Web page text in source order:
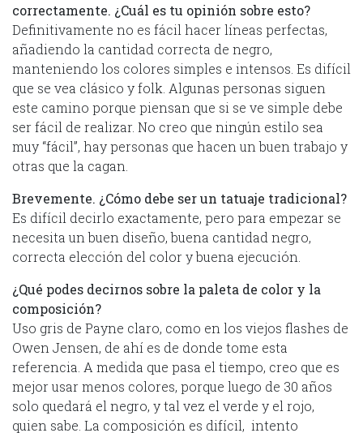
correctamente. ¿Cuál es tu opinión sobre esto?
Definitivamente no es fácil hacer líneas perfectas,
añadiendo la cantidad correcta de negro,
manteniendo los colores simples e intensos. Es difícil
que se vea clásico y folk. Algunas personas siguen
este camino porque piensan que si se ve simple debe
ser fácil de realizar. No creo que ningún estilo sea
muy “fácil”, hay personas que hacen un buen trabajo y
otras que la cagan.
Brevemente. ¿Cómo debe ser un tatuaje tradicional?
Es difícil decirlo exactamente, pero para empezar se
necesita un buen diseño, buena cantidad negro,
correcta elección del color y buena ejecución.
¿Qué podes decirnos sobre la paleta de color y la
composición?
Uso gris de Payne claro, como en los viejos flashes de
Owen Jensen, de ahí es de donde tome esta
referencia. A medida que pasa el tiempo, creo que es
mejor usar menos colores, porque luego de 30 años
solo quedará el negro, y tal vez el verde y el rojo,
quien sabe. La composición es difícil, intento